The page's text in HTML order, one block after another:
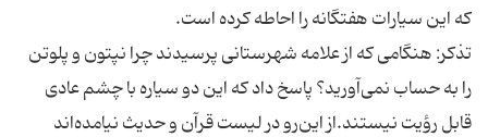
که این سیارات هفتگانه را احاطه کرده است.
تذکر: هنگامی که از علامه شهرستانی پرسیدند چرا نپتون و پلوتن
را به حساب نمی‌آورید؟ پاسخ داد که این دو سیاره با چشم عادی
قابل رؤیت نیستند.از این‌رو در لیست قرآن و حدیث نیامده‌اند